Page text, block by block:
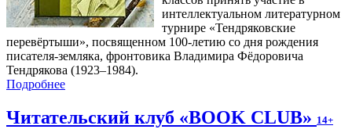
интеллектуальном литературном
турнире «Тендряковские
перевёртыши», посвященном 100-летию со дня рождения
писателя-земляка, фронтовика Владимира Фёдоровича
Тендрякова (1923–1984).
Подробнее
Читательский клуб «BOOK CLUB» 14+